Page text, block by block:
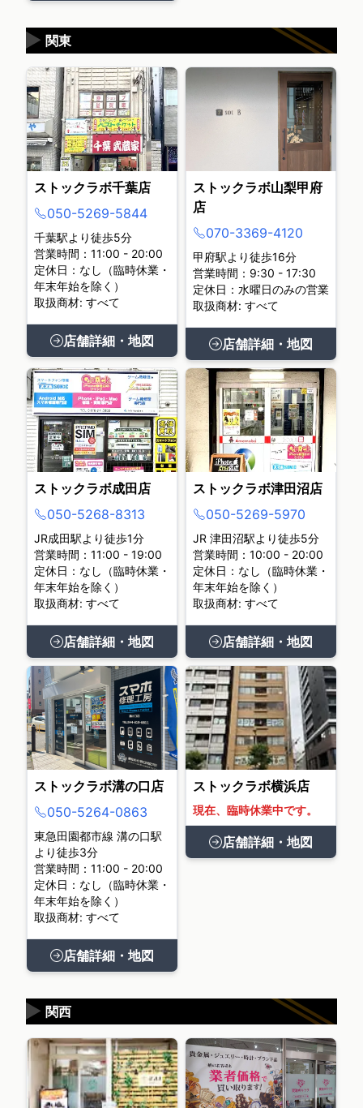
関東
▶
ストックラボ千葉店
050-5269-5844
千葉駅より徒歩5分
営業時間：11:00 - 20:00
定休日：なし（臨時休業・
年末年始を除く）
取扱商材: すべて
店舗詳細・地図
ストックラボ山梨甲府
店
070-3369-4120
甲府駅より徒歩16分
営業時間：9:30 - 17:30
定休日：水曜日のみの営業
取扱商材: すべて
店舗詳細・地図
ストックラボ成田店
050-5268-8313
JR成田駅より徒歩1分
営業時間：11:00 - 19:00
定休日：なし（臨時休業・
年末年始を除く）
取扱商材: すべて
店舗詳細・地図
ストックラボ津田沼店
050-5269-5970
JR 津田沼駅より徒歩5分
営業時間：10:00 - 20:00
定休日：なし（臨時休業・
年末年始を除く）
取扱商材: すべて
店舗詳細・地図
ストックラボ溝の口店
050-5264-0863
東急田園都市線 溝の口駅
より徒歩3分
営業時間：11:00 - 20:00
定休日：なし（臨時休業・
年末年始を除く）
取扱商材: すべて
店舗詳細・地図
ストックラボ横浜店
現在、臨時休業中です。
店舗詳細・地図
関西
▶